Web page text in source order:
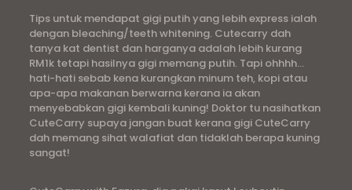
Tips untuk mendapat gigi putih yang lebih express ialah
dengan bleaching/teeth whitening. Cutecarry dah
tanya kat dentist dan harganya adalah lebih kurang
RM1k tetapi hasilnya gigi memang putih. Tapi ohhhh…
hati-hati sebab kena kurangkan minum teh, kopi atau
apa-apa makanan berwarna kerana ia akan
menyebabkan gigi kembali kuning! Doktor tu nasihatkan
CuteCarry supaya jangan buat kerana gigi CuteCarry
dah memang sihat walafiat dan tidaklah berapa kuning
sangat!